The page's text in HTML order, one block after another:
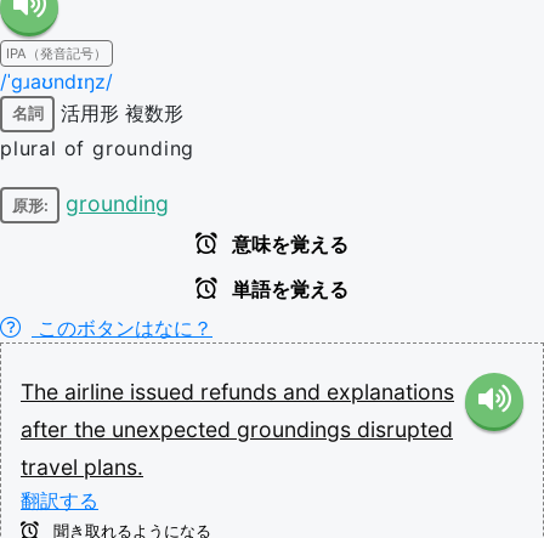
IPA（発音記号）
/ˈɡɹaʊndɪŋz/
名詞 活用形 複数形
plural of grounding
原形: grounding
意味を覚える
単語を覚える
このボタンはなに？
The airline issued refunds and explanations
after the unexpected groundings disrupted
travel plans.
翻訳する
聞き取れるようになる